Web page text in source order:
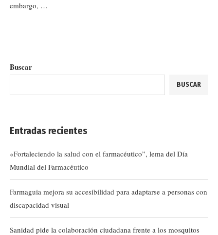
embargo, …
Buscar
BUSCAR
Entradas recientes
«Fortaleciendo la salud con el farmacéutico”, lema del Día
Mundial del Farmacéutico
Farmaguia mejora su accesibilidad para adaptarse a personas con
discapacidad visual
Sanidad pide la colaboración ciudadana frente a los mosquitos